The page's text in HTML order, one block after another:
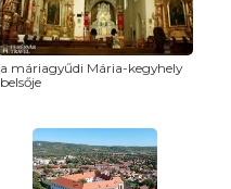
a máriagyűdi Mária-kegyhely
belsője